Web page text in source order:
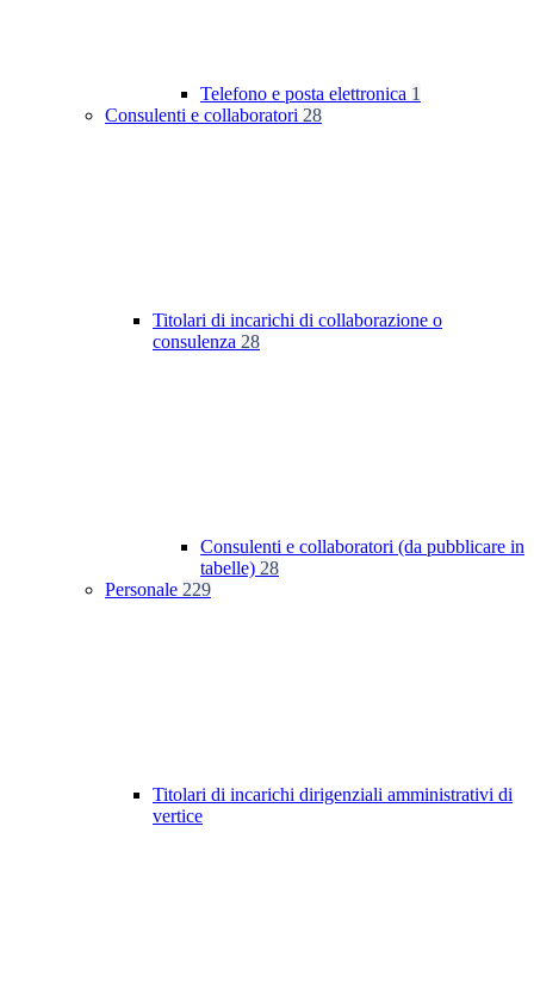
Telefono e posta elettronica 1
Consulenti e collaboratori 28
Titolari di incarichi di collaborazione o
consulenza 28
Consulenti e collaboratori (da pubblicare in
tabelle) 28
Personale 229
Titolari di incarichi dirigenziali amministrativi di
vertice